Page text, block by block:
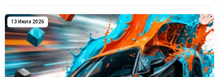
Подробн…
13 Июля 2026